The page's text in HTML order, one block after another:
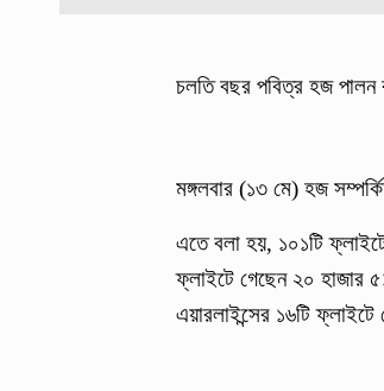
চলতি বছর পবিত্র হজ পালন
মঙ্গলবার (১৩ মে) হজ
এতে বলা হয়, ১০১টি
ফ্লাইটে গেছেন ২০ হাজার
এয়ারলাইন্সের ১৬টি